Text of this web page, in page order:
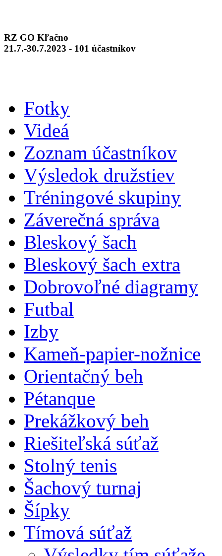
RZ GO Kľačno
21.7.-30.7.2023 - 101 účastníkov
Fotky
Videá
Zoznam účastníkov
Výsledok družstiev
Tréningové skupiny
Záverečná správa
Bleskový šach
Bleskový šach extra
Dobrovoľné diagramy
Futbal
Izby
Kameň-papier-nožnice
Orientačný beh
Pétanque
Prekážkový beh
Riešiteľská súťaž
Stolný tenis
Šachový turnaj
Šípky
Tímová súťaž